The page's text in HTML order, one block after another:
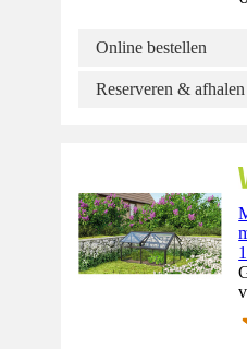
Online bestellen
Reserveren & afhalen